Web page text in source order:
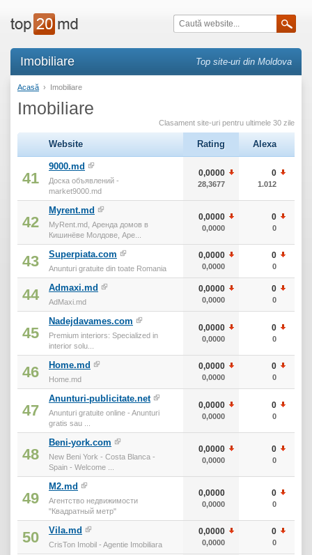
Imobiliare Top site-uri din Moldova
Acasă › Imobiliare
Imobiliare
Clasament site-uri pentru ultimele 30 zile
Website Rating Alexa
41
9000.md
Доска объявлений -
market9000.md
0,0000
28,3677
0
1.012
42
Myrent.md
MyRent.md, Аренда домов в
Кишинёве Молдове, Аре...
0,0000
0,0000
0
0
43 Superpiata.com
Anunturi gratuite din toate Romania
0,0000
0,0000
0
0
44 Admaxi.md
AdMaxi.md
0,0000
0,0000
0
0
45
Nadejdavames.com
Premium interiors: Specialized in
interior solu...
0,0000
0,0000
0
0
46 Home.md
Home.md
0,0000
0,0000
0
0
47
Anunturi-publicitate.net
Anunturi gratuite online - Anunturi
gratis sau ...
0,0000
0,0000
0
0
48
Beni-york.com
New Beni York - Costa Blanca -
Spain - Welcome ...
0,0000
0,0000
0
0
49
M2.md
Агентство недвижимости
"Квадратный метр"
0,0000
0,0000
0
0
50 Vila.md
CrisTon Imobil - Agentie Imobiliara
0,0000
0,0000
0
0